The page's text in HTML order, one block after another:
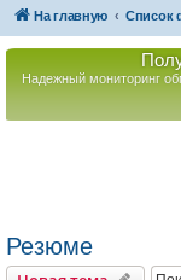
На главную Список
Надежный мониторинг
Резюме